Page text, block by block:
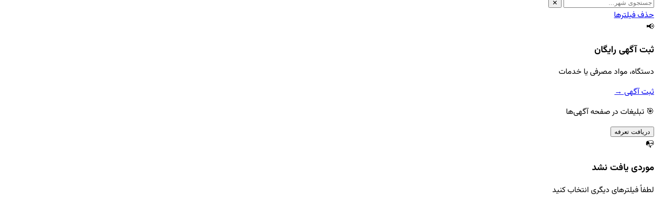
✕
حذف فیلترها
📢
ثبت آگهی رایگان
دستگاه، مواد مصرفی یا خدمات
ثبت آگهی →
🎯 تبلیغات در صفحه آگهی‌ها
دریافت تعرفه
📭
موردی یافت نشد
لطفاً فیلترهای دیگری انتخاب کنید